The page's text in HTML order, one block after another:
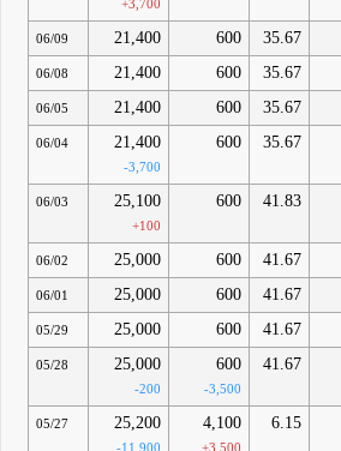
+3,700
06/09 21,400 600 35.67
06/08 21,400 600 35.67
06/05 21,400 600 35.67
06/04 21,400
-3,700
600 35.67
06/03 25,100
+100
600 41.83
06/02 25,000 600 41.67
06/01 25,000 600 41.67
05/29 25,000 600 41.67
05/28 25,000
-200
600
-3,500
41.67
05/27 25,200
-11,900
4,100
+3,500
6.15